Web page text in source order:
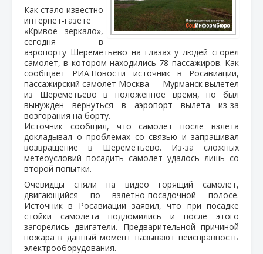
Как стало известно
интернет-газете
«Кривое зеркало»,
сегодня в
аэропорту Шереметьево на глазах у людей сгорел
самолет, в котором находились 78 пассажиров. Как
сообщает РИА.Новости источник в Росавиации,
пассажирский самолет Москва — Мурманск вылетел
из Шереметьево в положенное время, но был
вынужден вернуться в аэропорт вылета из-за
возгорания на борту.
Источник сообщил, что самолет после взлета
докладывал о проблемах со связью и запрашивал
возвращение в Шереметьево. Из-за сложных
метеоусловий посадить самолет удалось лишь со
второй попытки.
Очевидцы сняли на видео горящий самолет,
двигающийся по взлетно-посадочной полосе.
Источник в Росавиации заявил, что при посадке
стойки самолета подломились и после этого
загорелись двигатели. Предварительной причиной
пожара в данный момент называют неисправность
электрооборудования.